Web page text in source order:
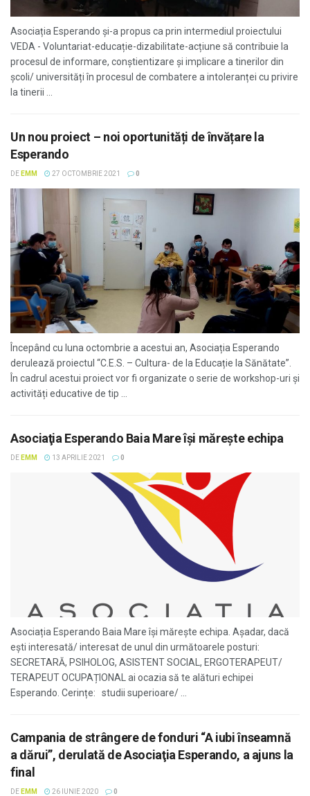
Asociația Esperando și-a propus ca prin intermediul proiectului
VEDA - Voluntariat-educație-dizabilitate-acțiune să contribuie la
procesul de informare, conștientizare și implicare a tinerilor din
școli/ universități în procesul de combatere a intoleranței cu privire
la tinerii ...
Un nou proiect – noi oportunități de învățare la
Esperando
DE EMM 27 OCTOMBRIE 2021 0
Începând cu luna octombrie a acestui an, Asociația Esperando
derulează proiectul “C.E.S. – Cultura- de la Educație la Sănătate”.
În cadrul acestui proiect vor fi organizate o serie de workshop-uri și
activități educative de tip ...
Asociaţia Esperando Baia Mare își mărește echipa
DE EMM 13 APRILIE 2021 0
Asociația Esperando Baia Mare își mărește echipa. Așadar, dacă
ești interesată/ interesat de unul din următoarele posturi:
SECRETARĂ, PSIHOLOG, ASISTENT SOCIAL, ERGOTERAPEUT/
TERAPEUT OCUPAȚIONAL ai ocazia să te alături echipei
Esperando. Cerințe: studii superioare/ ...
Campania de strângere de fonduri “A iubi înseamnă
a dărui”, derulată de Asociaţia Esperando, a ajuns la
final
DE EMM 26 IUNIE 2020 0